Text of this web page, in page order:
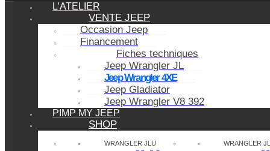
L’ATELIER
VENTE JEEP
Occasion Jeep
Financement
Fiches techniques
Jeep Wrangler JL
Jeep Wrangler 4XE
Jeep Gladiator
Jeep Wrangler V8 392
PIMP MY JEEP
SHOP
WRANGLER JLU WRANGLER JL